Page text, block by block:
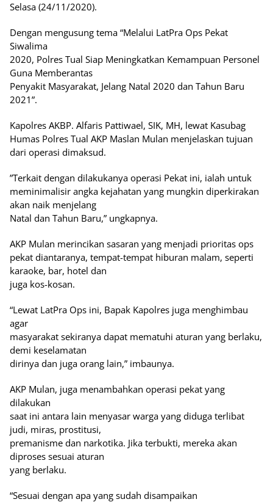
Selasa (24/11/2020).
Dengan mengusung tema “Melalui LatPra Ops Pekat
Siwalima
2020, Polres Tual Siap Meningkatkan Kemampuan Personel
Guna Memberantas
Penyakit Masyarakat, Jelang Natal 2020 dan Tahun Baru
2021”.
Kapolres AKBP. Alfaris Pattiwael, SIK, MH, lewat Kasubag
Humas Polres Tual AKP Maslan Mulan menjelaskan tujuan
dari operasi dimaksud.
”Terkait dengan dilakukanya operasi Pekat ini, ialah untuk
meminimalisir angka kejahatan yang mungkin diperkirakan
akan naik menjelang
Natal dan Tahun Baru,” ungkapnya.
AKP Mulan merincikan sasaran yang menjadi prioritas ops
pekat diantaranya, tempat-tempat hiburan malam, seperti
karaoke, bar, hotel dan
juga kos-kosan.
“Lewat LatPra Ops ini, Bapak Kapolres juga menghimbau
agar
masyarakat sekiranya dapat mematuhi aturan yang berlaku,
demi keselamatan
dirinya dan juga orang lain,” imbaunya.
AKP Mulan, juga menambahkan operasi pekat yang
dilakukan
saat ini antara lain menyasar warga yang diduga terlibat
judi, miras, prostitusi,
premanisme dan narkotika. Jika terbukti, mereka akan
diproses sesuai aturan
yang berlaku.
“Sesuai dengan apa yang sudah disampaikan